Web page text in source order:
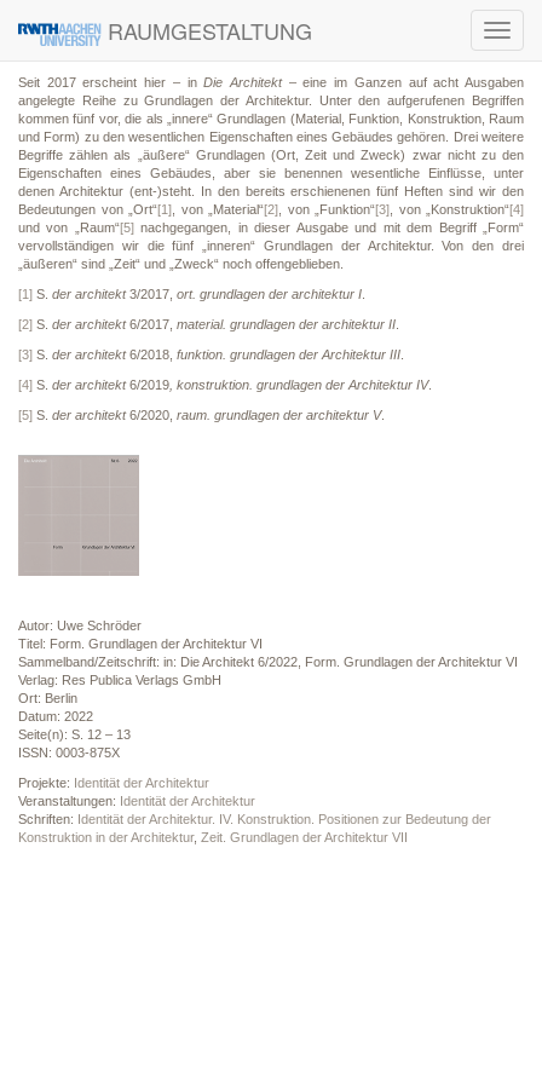
RAUMGESTALTUNG
Seit 2017 erscheint hier – inDie Architekt– eine im Ganzen auf acht Ausgaben
angelegte Reihe zu Grundlagen der Architektur­­­. Unter den aufgerufenen Begriffen
kommen fünf vor, die als „innere“ Grundlagen (Material, Funktion, Konstruktion, Raum
und Form) zu den wesentlichen Eigenschaften eines Gebäudes gehören. Drei weitere
Begriffe zählen als „äußere“ Grundlagen (Ort, Zeit und Zweck) zwar nicht zu den
Eigenschaften eines Gebäudes, aber sie benennen wesentliche Einflüsse, unter
denen Architektur (ent-)steht. In den bereits erschienenen fünf Heften sind wir den
Bedeutungen von „Ort“[1] , von „Material“[2] , von „Funktion“[3] , von „Konstruktion“[4]
und von „Raum“[5]nachgegangen, in dieser Ausgabe und mit dem Begriff „Form“
vervollständigen wir die fünf „inneren“ Grundlagen der Architektur. Von den drei
„äußeren“ sind „Zeit“ und „Zweck“ noch offengeblieben.
[1] S. der architekt3/2017, ort. grundlagen der architektur I
[2] S. der architekt6/2017, material. grundlagen der architektur II
[3] S. der architekt6/2018, funktion. grundlagen der Architektur III
[4] S. der architekt6/2019 konstruktion. grundlagen der Architektur IV.
[5] S. der architekt6/2020, raum. grundlagen der architektur V.
Autor: Uwe Schröder
Titel: Form. Grundlagen der Architektur VI
Sammelband/Zeitschrift: in: Die Architekt 6/2022, Form. Grundlagen der Architektur VI
Verlag: Res Publica Verlags GmbH
Ort: Berlin
Datum: 2022
Seite(n): S. 12 – 13
ISSN: 0003-875X
Projekte: Identität der Architektur
Veranstaltungen: Identität der Architektur
Schriften: Identität der Architektur. IV. Konstruktion. Positionen zur Bedeutung der
Konstruktion in der Architektur, Zeit. Grundlagen der Architektur VII